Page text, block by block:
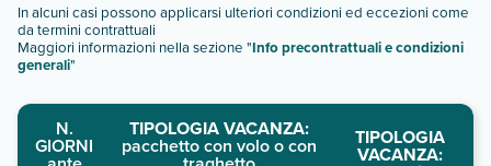
In alcuni casi possono applicarsi ulteriori condizioni ed eccezioni come
da termini contrattuali
Maggiori informazioni nella sezione "Info precontrattuali e condizioni
generali"
N.
GIORNI
TIPOLOGIA VACANZA:
pacchetto con volo o con TIPOLOGIA
VACANZA: